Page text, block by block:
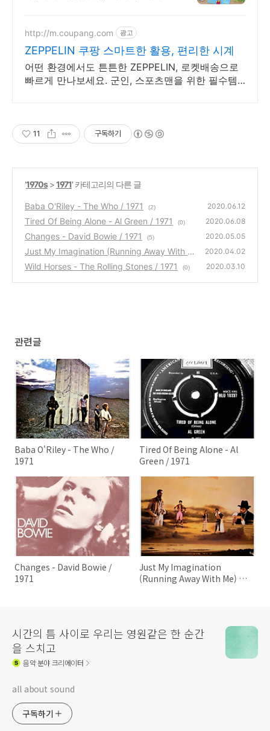
http://m.coupang.com 광고
ZEPPELIN 쿠팡 스마트한 활용, 편리한 시계
어떤 환경에서도 튼튼한 ZEPPELIN, 로켓배송으로
빠르게 만나보세요. 군인, 스포츠맨을 위한 필수템!
11 구독하기
'1970s>1971' 카테고리의 다른 글
Baba O'Riley - The Who / 1971 (2) 2020.06.12
Tired Of Being Alone - Al Green / 1971 (0) 2020.06.08
Changes - David Bowie / 1971 (5) 2020.05.05
Just My Imagination (Running Away With M
e) - The Temptations / 1971
(0)
2020.04.02
Wild Horses - The Rolling Stones / 1971 (0) 2020.03.10
관련글
Baba O'Riley - The Who /
1971
Tired Of Being Alone - Al
Green / 1971
Changes - David Bowie /
1971
Just My Imagination
(Running Away With Me) -
시간의 틈 사이로 우리는 영원같은 한 순간
을 스치고
음악분야 크리에이터
all about sound
구독하기